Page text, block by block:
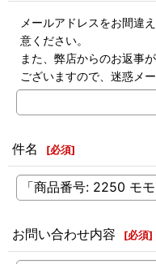
メールアドレスをお間違
意ください。
また、弊店からのお返事
ございますので、迷惑メ
件名 [必須]
お問い合わせ内容 [必須]